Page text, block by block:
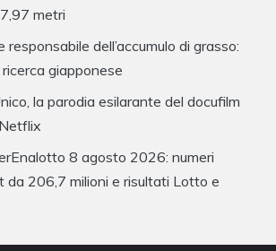
metri
dell’accumulo di grasso:
giapponese
la parodia esilarante del docufilm
8 agosto 2026: numeri
da 206,7 milioni e risultati Lotto e